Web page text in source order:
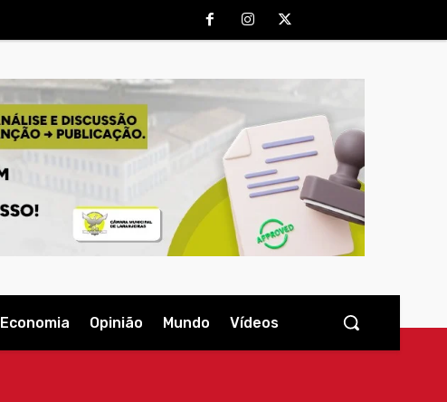
Economia Opinião Mundo Vídeos